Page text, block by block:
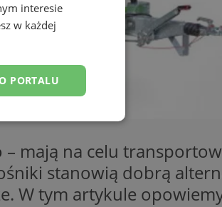
mają na celu
stanowią dobrą
W tym artykule
interesie
w każdej
PORTALU